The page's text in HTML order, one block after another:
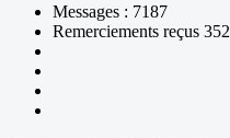
Messages : 7187
Remerciements reçus 352